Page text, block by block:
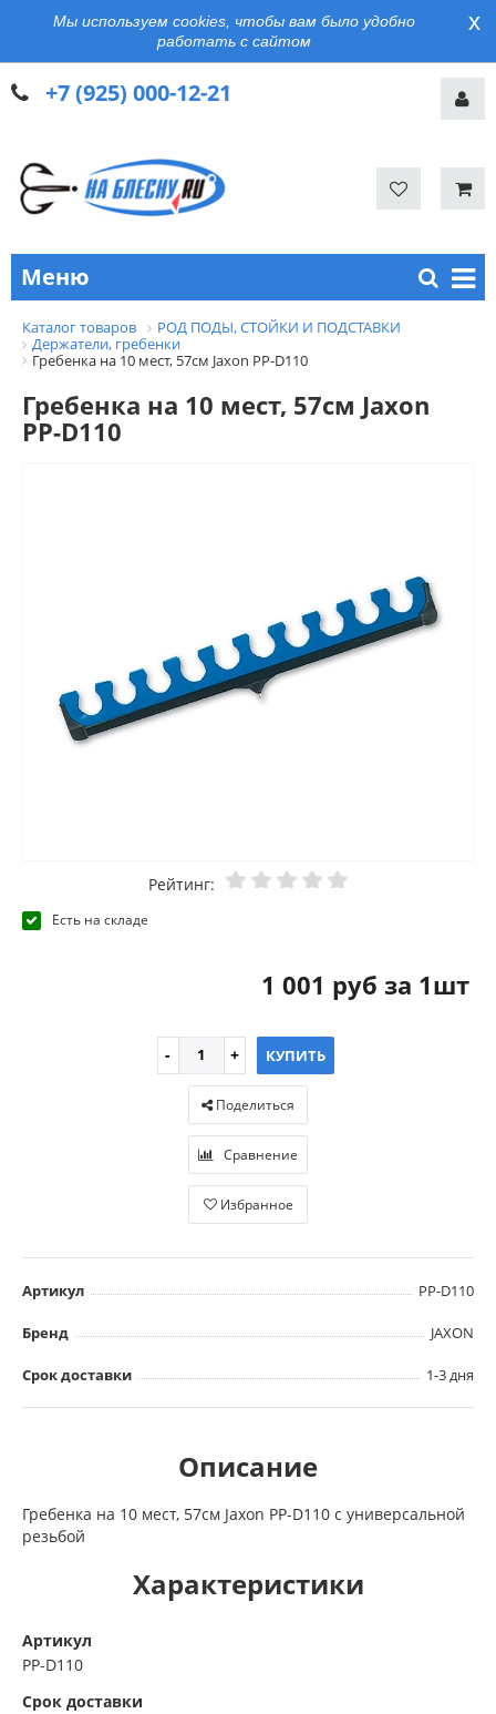
Мы используем cookies, чтобы вам было удобно
работать с сайтом
x
+7 (925) 000-12-21
Меню
Каталог товаров
РОД ПОДЫ, СТОЙКИ И ПОДСТАВКИ
Держатели, гребенки
Гребенка на 10 мест, 57см Jaxon PP-D110
Гребенка на 10 мест, 57см Jaxon
PP-D110
Рейтинг:
Есть на складе
1 001 руб за 1шт
КУПИТЬ
Поделиться
Сравнение
Избранное
Артикул PP-D110
Бренд JAXON
Срок доставки 1-3 дня
Описание
Гребенка на 10 мест, 57см Jaxon PP-D110 с универсальной
резьбой
Характеристики
Артикул
PP-D110
Срок доставки